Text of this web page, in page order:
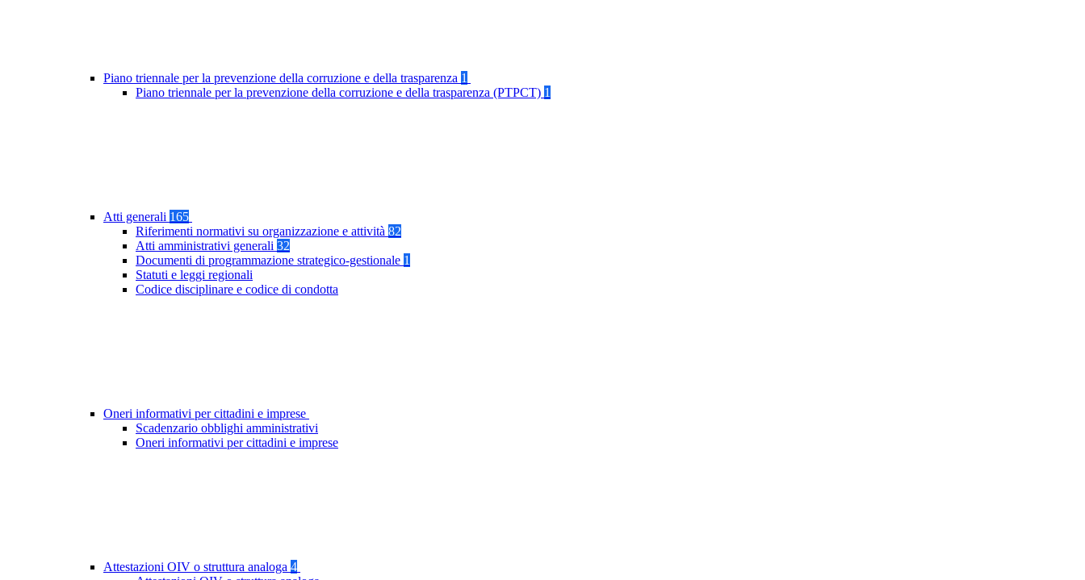
Piano triennale per la prevenzione della corruzione e della trasparenza 1
Piano triennale per la prevenzione della corruzione e della trasparenza (PTPCT) 1
Atti generali 165
Riferimenti normativi su organizzazione e attività 82
Atti amministrativi generali 32
Documenti di programmazione strategico-gestionale 1
Statuti e leggi regionali
Codice disciplinare e codice di condotta
Oneri informativi per cittadini e imprese
Scadenzario obblighi amministrativi
Oneri informativi per cittadini e imprese
Attestazioni OIV o struttura analoga 4